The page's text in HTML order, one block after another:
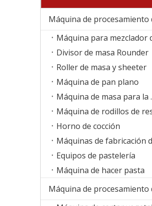
Divisor de masa Rounder
Roller de masa y sheeter
Máquina de pan plano
Horno de cocción
Equipos de pastelería
Máquina de hacer pasta